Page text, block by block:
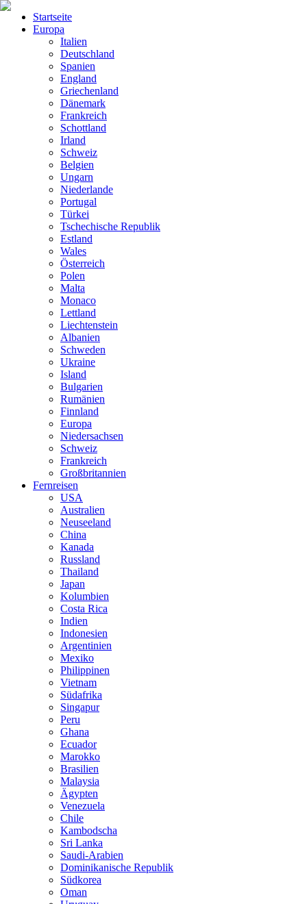
Startseite
Europa
Italien
Deutschland
Spanien
England
Griechenland
Dänemark
Frankreich
Schottland
Irland
Schweiz
Belgien
Ungarn
Niederlande
Portugal
Türkei
Tschechische Republik
Estland
Wales
Österreich
Polen
Malta
Monaco
Lettland
Liechtenstein
Albanien
Schweden
Ukraine
Island
Bulgarien
Rumänien
Finnland
Europa
Niedersachsen
Schweiz
Frankreich
Großbritannien
Fernreisen
USA
Australien
Neuseeland
China
Kanada
Russland
Thailand
Japan
Kolumbien
Costa Rica
Indien
Indonesien
Argentinien
Mexiko
Philippinen
Vietnam
Südafrika
Singapur
Peru
Ghana
Ecuador
Marokko
Brasilien
Malaysia
Ägypten
Venezuela
Chile
Kambodscha
Sri Lanka
Saudi-Arabien
Dominikanische Republik
Südkorea
Oman